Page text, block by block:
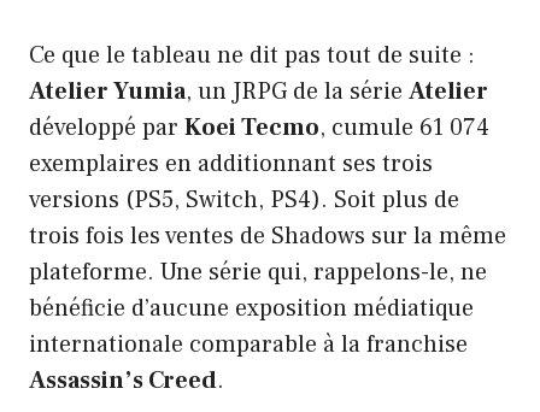
Ce que le tableau ne dit pas tout de suite :
Atelier Yumia, un JRPG de la série Atelier
développé par Koei Tecmo, cumule 61 074
exemplaires en additionnant ses trois
versions (PS5, Switch, PS4). Soit plus de
trois fois les ventes de Shadows sur la même
plateforme. Une série qui, rappelons-le, ne
bénéficie d’aucune exposition médiatique
internationale comparable à la franchise
Assassin’s Creed.